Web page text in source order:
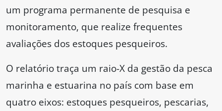
um programa permanente de pesquisa e
monitoramento, que realize frequentes
avaliações dos estoques pesqueiros.
O relatório traça um raio-X da gestão da pesca
marinha e estuarina no país com base em
quatro eixos: estoques pesqueiros, pescarias,